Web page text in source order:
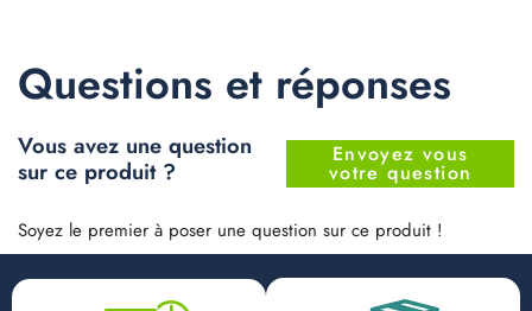
Questions et réponses
Vous avez une question
sur ce produit ?
Envoyez vous
votre question
Soyez le premier à poser une question sur ce produit !